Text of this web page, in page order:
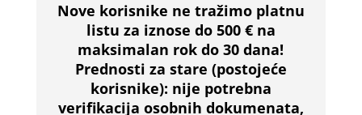
Nove korisnike ne tražimo platnu
listu za iznose do 500 € na
maksimalan rok do 30 dana!
Prednosti za stare (postojeće
korisnike): nije potrebna
verifikacija osobnih dokumenata,